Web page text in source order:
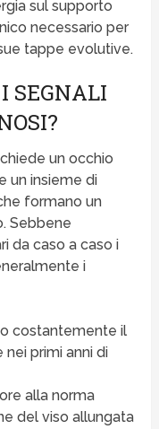
sul supporto
necessario per
tappe evolutive.
SEGNALI
un occhio
un insieme di
formano un
Sebbene
da caso a caso i
i
costantemente il
primi anni di
alla norma
del viso allungata